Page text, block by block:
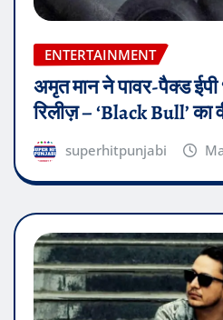
ENTERTAINMENT
अमृत मान ने पावर-पैक्ड ईपी
रिलीज़ – ‘Black Bull’ का
superhitpunjabi